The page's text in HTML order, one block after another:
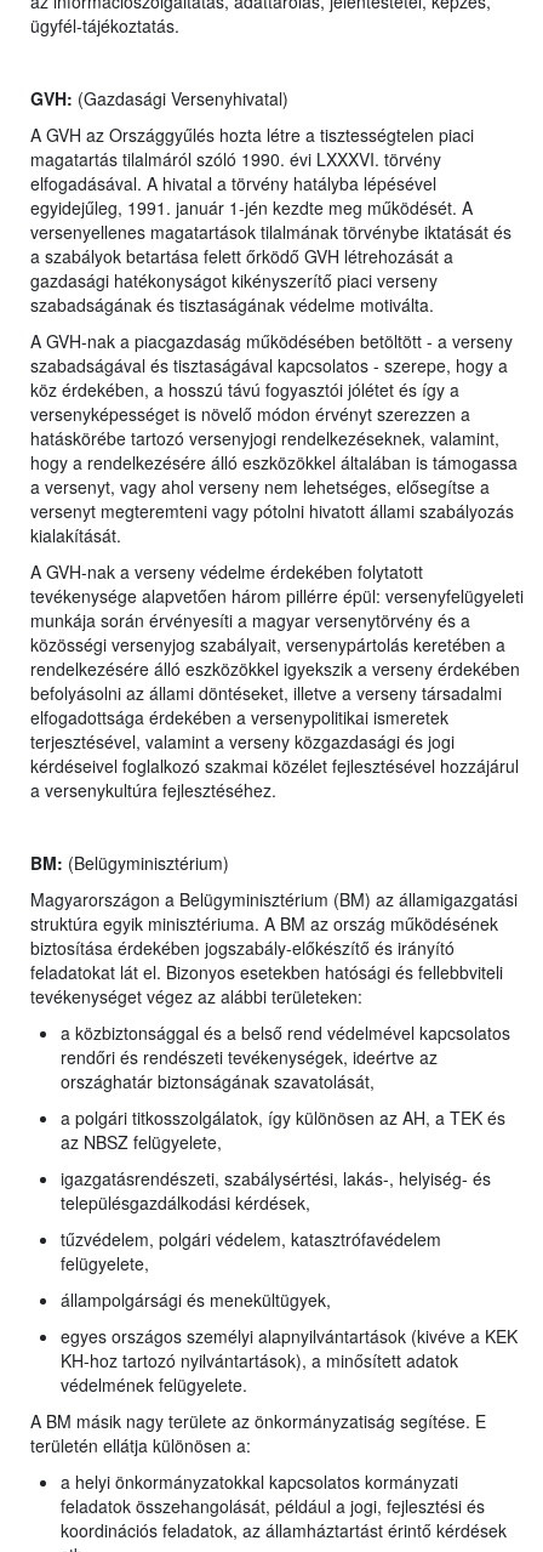
ügyfél-tájékoztatás.
GVH: (Gazdasági Versenyhivatal)
A GVH az Országgyűlés hozta létre a tisztességtelen piaci
magatartás tilalmáról szóló 1990. évi LXXXVI. törvény
elfogadásával. A hivatal a törvény hatályba lépésével
egyidejűleg, 1991. január 1-jén kezdte meg működését. A
versenyellenes magatartások tilalmának törvénybe iktatását és
a szabályok betartása felett őrködő GVH létrehozását a
gazdasági hatékonyságot kikényszerítő piaci verseny
szabadságának és tisztaságának védelme motiválta.
A GVH-nak a piacgazdaság működésében betöltött - a verseny
szabadságával és tisztaságával kapcsolatos - szerepe, hogy a
köz érdekében, a hosszú távú fogyasztói jólétet és így a
versenyképességet is növelő módon érvényt szerezzen a
hatáskörébe tartozó versenyjogi rendelkezéseknek, valamint,
hogy a rendelkezésére álló eszközökkel általában is támogassa
a versenyt, vagy ahol verseny nem lehetséges, elősegítse a
versenyt megteremteni vagy pótolni hivatott állami szabályozás
kialakítását.
A GVH-nak a verseny védelme érdekében folytatott
tevékenysége alapvetően három pillérre épül: versenyfelügyeleti
munkája során érvényesíti a magyar versenytörvény és a
közösségi versenyjog szabályait, versenypártolás keretében a
rendelkezésére álló eszközökkel igyekszik a verseny érdekében
befolyásolni az állami döntéseket, illetve a verseny társadalmi
elfogadottsága érdekében a versenypolitikai ismeretek
terjesztésével, valamint a verseny közgazdasági és jogi
kérdéseivel foglalkozó szakmai közélet fejlesztésével hozzájárul
a versenykultúra fejlesztéséhez.
BM: (Belügyminisztérium)
Magyarországon a Belügyminisztérium (BM) az államigazgatási
struktúra egyik minisztériuma. A BM az ország működésének
biztosítása érdekében jogszabály-előkészítő és irányító
feladatokat lát el. Bizonyos esetekben hatósági és fellebbviteli
tevékenységet végez az alábbi területeken:
a közbiztonsággal és a belső rend védelmével kapcsolatos
rendőri és rendészeti tevékenységek, ideértve az
országhatár biztonságának szavatolását,
a polgári titkosszolgálatok, így különösen az AH, a TEK és
az NBSZ felügyelete,
igazgatásrendészeti, szabálysértési, lakás-, helyiség- és
településgazdálkodási kérdések,
tűzvédelem, polgári védelem, katasztrófavédelem
felügyelete,
állampolgársági és menekültügyek,
egyes országos személyi alapnyilvántartások (kivéve a KEK
KH-hoz tartozó nyilvántartások), a minősített adatok
védelmének felügyelete.
A BM másik nagy területe az önkormányzatiság segítése. E
területén ellátja különösen a:
a helyi önkormányzatokkal kapcsolatos kormányzati
feladatok összehangolását, például a jogi, fejlesztési és
koordinációs feladatok, az államháztartást érintő kérdések